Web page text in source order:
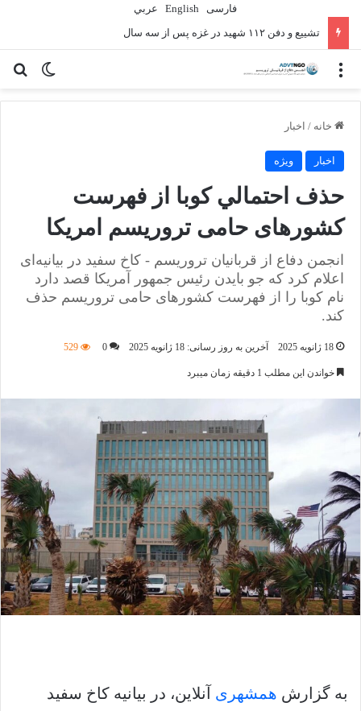
فارسی English
عربي
تشییع و دفن ۱۱۲ شهید در غزه پس از سه سال
تغییر منو
خانه / اخبار
اخبار ویژه
حذف احتمالي كوبا از فهرست
کشورهای حامی تروریسم امریکا
انجمن دفاع از قربانیان تروریسم - کاخ سفید در بیانیه‌ای
اعلام کرد که جو بایدن رئیس جمهور آمریکا قصد دارد
نام کوبا را از فهرست کشورهای حامی تروریسم حذف
کند.
18 ژانویه 2025 آخرین به روز رسانی: 18 ژانویه 2025 0
529
خواندن این مطلب 1 دقیقه زمان میبرد
به گزارش همشهری آنلاین، در بیانیه کاخ سفید